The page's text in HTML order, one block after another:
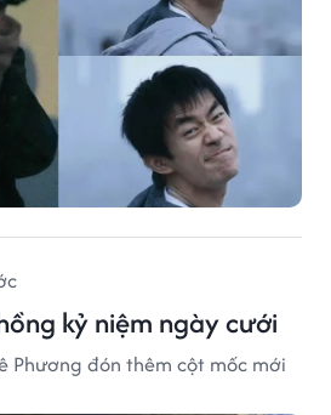
kỷ niệm ngày cưới
Phương đón thêm cột mốc mới